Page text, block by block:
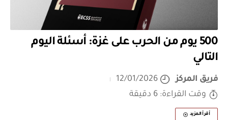
500 يوم من الحرب على غزة: أسئلة اليوم
التالي
فريق المركز
12/01/2026
وقت القراءة: 6 دقيقة
أقرأ المزيد